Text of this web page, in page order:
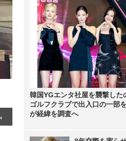
韓国YGエンタ社屋を襲撃し
ゴルフクラブで出入口の一部
が経緯を調査へ